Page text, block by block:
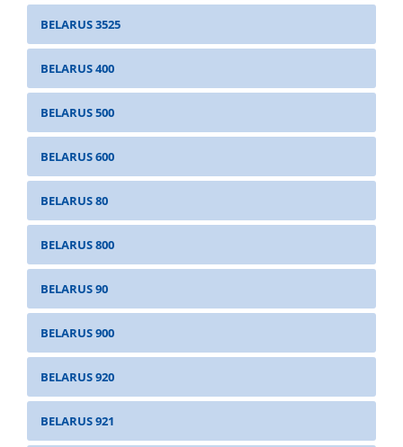
BELARUS 3525
BELARUS 400
BELARUS 500
BELARUS 600
BELARUS 80
BELARUS 800
BELARUS 90
BELARUS 900
BELARUS 920
BELARUS 921